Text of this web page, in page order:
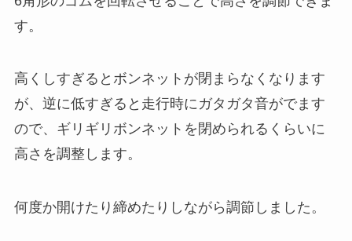
す。
高くしすぎるとボンネットが閉まらなくなります
が、逆に低すぎると走行時にガタガタ音がでます
ので、ギリギリボンネットを閉められるくらいに
高さを調整します。
何度か開けたり締めたりしながら調節しました。